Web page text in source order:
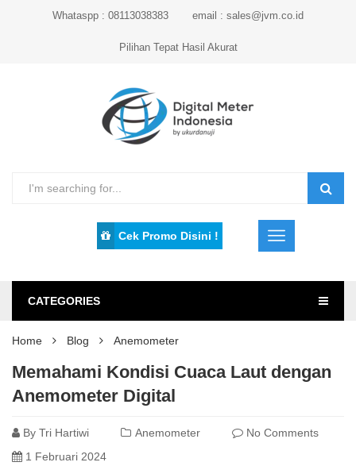
Whataspp : 08113038383 email : sales@jvm.co.id
Pilihan Tepat Hasil Akurat
Cek Promo Disini !
CATEGORIES
Home Blog Anemometer
Memahami Kondisi Cuaca Laut dengan
Anemometer Digital
By Tri Hartiwi Anemometer
No Comments
1 Februari 2024